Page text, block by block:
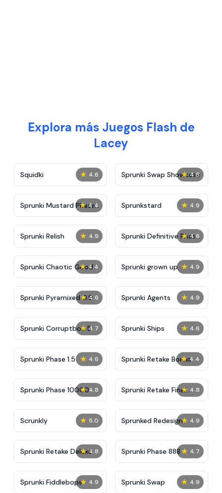
Explora más Juegos Flash de
Lacey
★ 4.6
Squidki ★ 4.8
Sprunki Swap Showcase
★ 4.4
Sprunki Mustard Phase
2
★ 4.9
Sprunkstard
★ 4.9
Sprunki Relish ★ 4.6
Sprunki Definitive Phase
7
★ 4.4
Sprunki Chaotic Good ★ 4.9
Sprunki grown up
★ 4.6
Sprunki Pyramixed 0.9 ★ 4.9
Sprunki Agents
★ 4.7
Sprunki Corruptbox 5 ★ 4.6
Sprunki Ships
★ 4.6
Sprunki Phase 1.5 ★ 4.4
Sprunki Retake Bonus
★ 4.8
Sprunki Phase 10000 ★ 4.8
Sprunki Retake Final
Update
★ 5.0
Scrunkly ★ 4.9
Sprunked Redesign
★ 4.8
Sprunki Retake Deluxe ★ 4.7
Sprunki Phase 888
★ 4.9
Sprunki Fiddlebops ★ 4.9
Sprunki Swap